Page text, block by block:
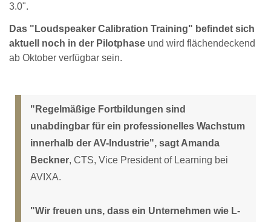
3.0".
Das "Loudspeaker Calibration Training" befindet sich
aktuell noch in der Pilotphase und wird flächendeckend
ab Oktober verfügbar sein.
"Regelmäßige Fortbildungen sind
unabdingbar für ein professionelles Wachstum
innerhalb der AV-Industrie", sagt Amanda
Beckner, CTS, Vice President of Learning bei
AVIXA.
"Wir freuen uns, dass ein Unternehmen wie L-